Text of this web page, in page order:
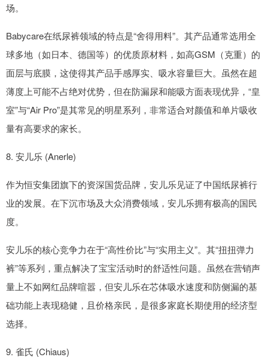
场。
Babycare在纸尿裤领域的特点是“舍得用料”。其产品通常选用全
球多地（如日本、德国等）的优质原材料，如高GSM（克重）的
面层与底膜，这使得其产品手感厚实、吸水容量巨大。虽然在超
薄度上可能不占绝对优势，但在防漏尿和能吸方面表现优异，“皇
室”与“Air Pro”是其常见的明星系列，非常适合对颜值和单片吸收
量有高要求的家长。
8. 安儿乐 (Anerle)
作为恒安集团旗下的资深国货品牌，安儿乐见证了中国纸尿裤行
业的发展。在下沉市场及大众消费领域，安儿乐拥有极高的国民
度。
安儿乐的核心竞争力在于“高性价比”与“实用主义”。其“扭扭弹力
裤”等系列，重点解决了宝宝活动时的舒适性问题。虽然在营销声
量上不如网红品牌喧嚣，但安儿乐在芯体吸水速度和防侧漏的基
础功能上表现稳健，且价格亲民，是很多家庭长期使用的经济型
选择。
9. 雀氏 (Chiaus)